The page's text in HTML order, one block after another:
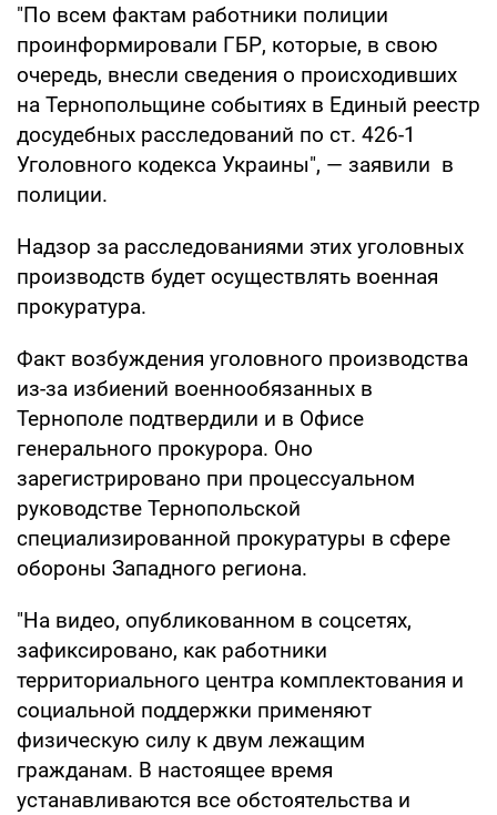
"По всем фактам работники полиции
проинформировали ГБР, которые, в свою
очередь, внесли сведения о происходивших
на Тернопольщине событиях в Единый реестр
досудебных расследований по ст. 426-1
Уголовного кодекса Украины", — заявили в
полиции.
Надзор за расследованиями этих уголовных
производств будет осуществлять военная
прокуратура.
Факт возбуждения уголовного производства
из-за избиений военнообязанных в
Тернополе подтвердили и в Офисе
генерального прокурора. Оно
зарегистрировано при процессуальном
руководстве Тернопольской
специализированной прокуратуры в сфере
обороны Западного региона.
"На видео, опубликованном в соцсетях,
зафиксировано, как работники
территориального центра комплектования и
социальной поддержки применяют
физическую силу к двум лежащим
гражданам. В настоящее время
устанавливаются все обстоятельства и